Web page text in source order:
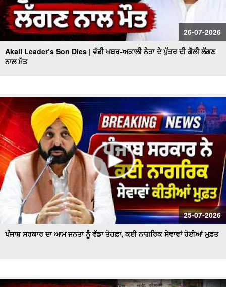
26-07-2026
Akali Leader’s Son Dies | ਵੱਡੀ ਖਬਰ-ਅਕਾਲੀ ਨੇਤਾ ਦੇ ਪੁੱਤਰ ਦੀ ਗੋਲੀ ਲੱਗਣ
ਨਾਲ ਮੌਤ
25-07-2026
ਪੰਜਾਬ ਸਰਕਾਰ ਦਾ ਆਮ ਜਨਤਾ ਨੂੰ ਵੱਡਾ ਤੋਹਫ਼ਾ, ਕਈ ਨਾਗਰਿਕ ਸੇਵਾਵਾਂ ਹੋਈਆਂ ਮੁਫ਼ਤ